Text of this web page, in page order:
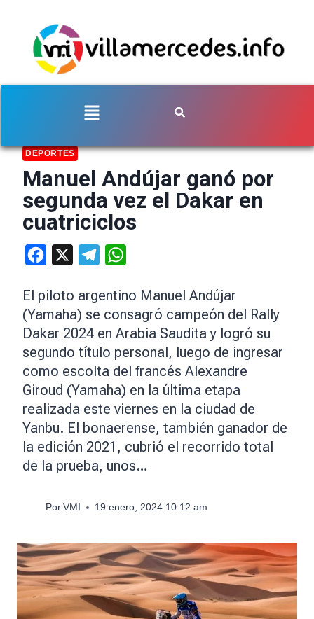
DEPORTES
Manuel Andújar ganó por
segunda vez el Dakar en
cuatriciclos
Facebook Telegram
El piloto argentino Manuel Andújar
(Yamaha) se consagró campeón del Rally
Dakar 2024 en Arabia Saudita y logró su
segundo título personal, luego de ingresar
como escolta del francés Alexandre
Giroud (Yamaha) en la última etapa
realizada este viernes en la ciudad de
Yanbu. El bonaerense, también ganador de
la edición 2021, cubrió el recorrido total
de la prueba, unos…
Por VMI 19 enero, 2024 10:12 am